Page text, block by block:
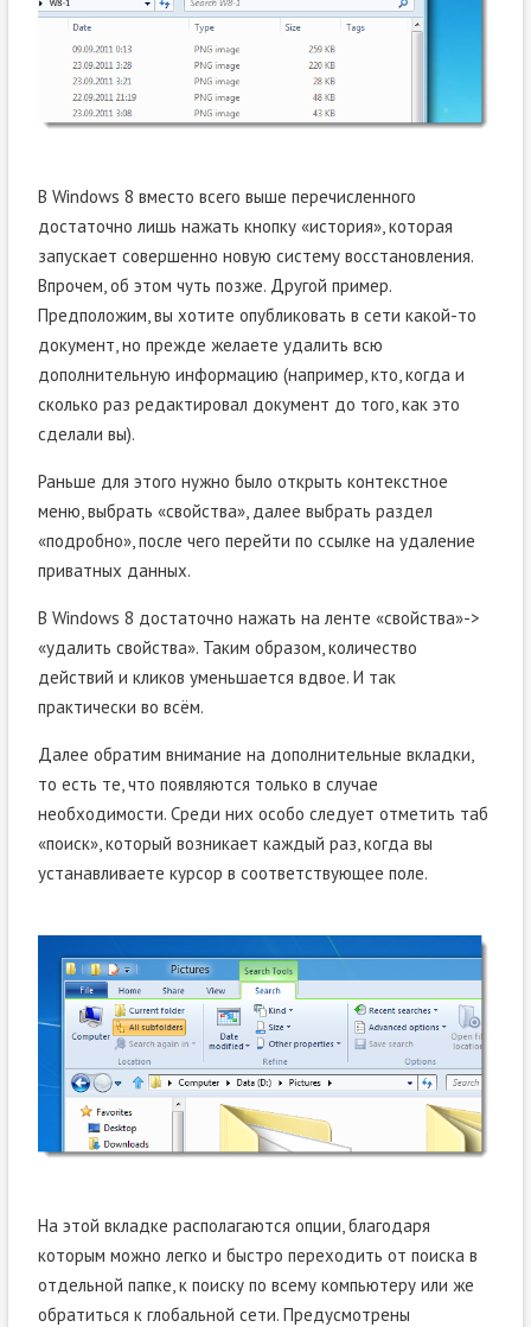
В Windows 8 вместо всего выше перечисленного
достаточно лишь нажать кнопку «история», которая
запускает совершенно новую систему восстановления.
Впрочем, об этом чуть позже. Другой пример.
Предположим, вы хотите опубликовать в сети какой-то
документ, но прежде желаете удалить всю
дополнительную информацию (например, кто, когда и
сколько раз редактировал документ до того, как это
сделали вы).
Раньше для этого нужно было открыть контекстное
меню, выбрать «свойства», далее выбрать раздел
«подробно», после чего перейти по ссылке на удаление
приватных данных.
В Windows 8 достаточно нажать на ленте «свойства»->
«удалить свойства». Таким образом, количество
действий и кликов уменьшается вдвое. И так
практически во всём.
Далее обратим внимание на дополнительные вкладки,
то есть те, что появляются только в случае
необходимости. Среди них особо следует отметить таб
«поиск», который возникает каждый раз, когда вы
устанавливаете курсор в соответствующее поле.
На этой вкладке располагаются опции, благодаря
которым можно легко и быстро переходить от поиска в
отдельной папке, к поиску по всему компьютеру или же
обратиться к глобальной сети. Предусмотрены